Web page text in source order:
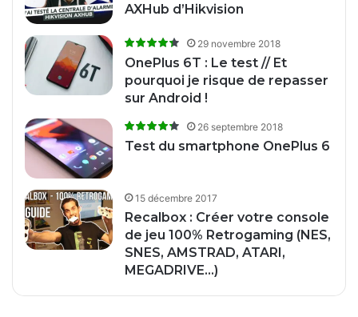
AXHub d’Hikvision
29 novembre 2018
OnePlus 6T : Le test // Et
pourquoi je risque de repasser
sur Android !
26 septembre 2018
Test du smartphone OnePlus 6
15 décembre 2017
Recalbox : Créer votre console
de jeu 100% Retrogaming (NES,
SNES, AMSTRAD, ATARI,
MEGADRIVE…)